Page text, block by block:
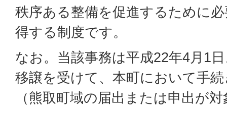
秩序ある整備を促進するために
得する制度です。
なお。当該事務は平成22年4月1
移譲を受けて、本町において手
（熊取町域の届出または申出が